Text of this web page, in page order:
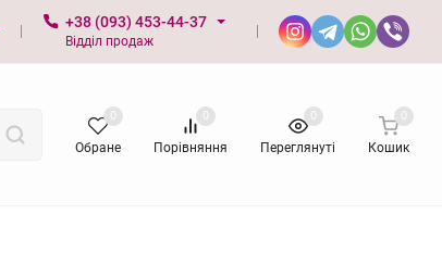
+38 (093) 453-44-37
Відділ продаж
Обране
0
Порівняння
0
Переглянуті
0
Кошик
0